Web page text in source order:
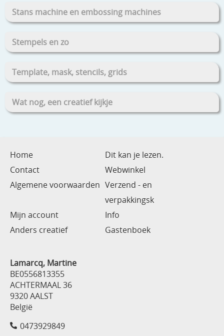
Stans machine en embossing machines
Stempels en zo
Template, mask, stencils, grids
Wat nog, een creatief kijkje
Home
Dit kan je lezen.
Contact
Webwinkel
Algemene voorwaarden Verzend - en
verpakkingsk
Mijn account
Info
Anders creatief
Gastenboek
Lamarcq, Martine
BE0556813355
ACHTERMAAL 36
9320 AALST
België
0473929849